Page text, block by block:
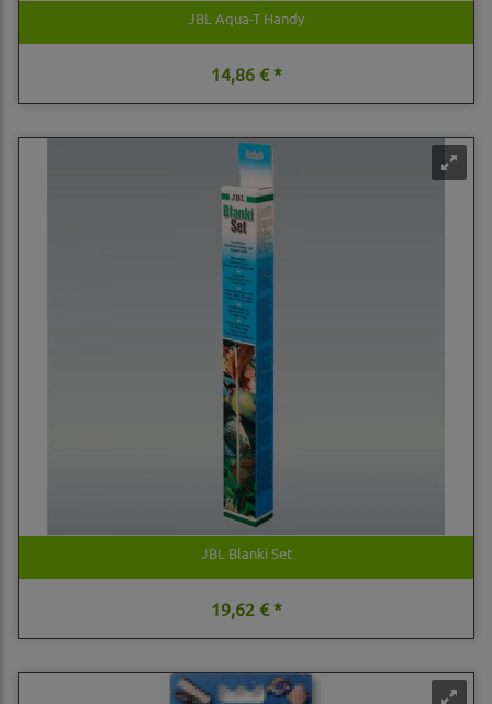
JBL Aqua-T Handy
14,86 € *
JBL Blanki Set
19,62 € *